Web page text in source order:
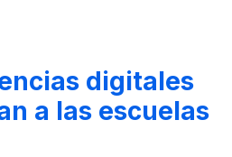
digitales
a las escuelas